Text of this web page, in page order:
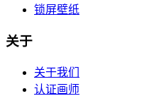
锁屏壁纸
关于
关于我们
认证画师